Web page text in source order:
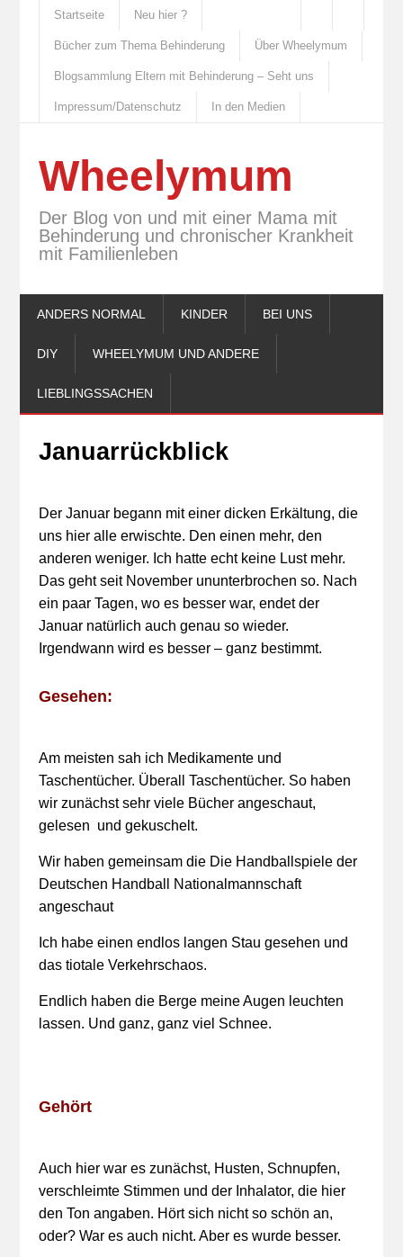
Startseite Neu hier ?
Bücher zum Thema Behinderung Über Wheelymum
Blogsammlung Eltern mit Behinderung – Seht uns
Impressum/Datenschutz In den Medien
Wheelymum
Der Blog von und mit einer Mama mit
Behinderung und chronischer Krankheit
mit Familienleben
ANDERS NORMAL KINDER BEI UNS
DIY WHEELYMUM UND ANDERE
LIEBLINGSSACHEN
Januarrückblick
Der Januar begann mit einer dicken Erkältung, die
uns hier alle erwischte. Den einen mehr, den
anderen weniger. Ich hatte echt keine Lust mehr.
Das geht seit November ununterbrochen so. Nach
ein paar Tagen, wo es besser war, endet der
Januar natürlich auch genau so wieder.
Irgendwann wird es besser – ganz bestimmt.
Gesehen:
Am meisten sah ich Medikamente und
Taschentücher. Überall Taschentücher. So haben
wir zunächst sehr viele Bücher angeschaut,
gelesen und gekuschelt.
Wir haben gemeinsam die Die Handballspiele der
Deutschen Handball Nationalmannschaft
angeschaut
Ich habe einen endlos langen Stau gesehen und
das tiotale Verkehrschaos.
Endlich haben die Berge meine Augen leuchten
lassen. Und ganz, ganz viel Schnee.
Gehört
Auch hier war es zunächst, Husten, Schnupfen,
verschleimte Stimmen und der Inhalator, die hier
den Ton angaben. Hört sich nicht so schön an,
oder? War es auch nicht. Aber es wurde besser.